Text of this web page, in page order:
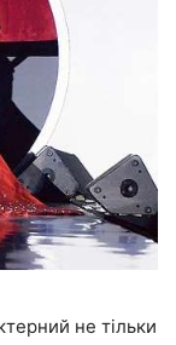
не тільки